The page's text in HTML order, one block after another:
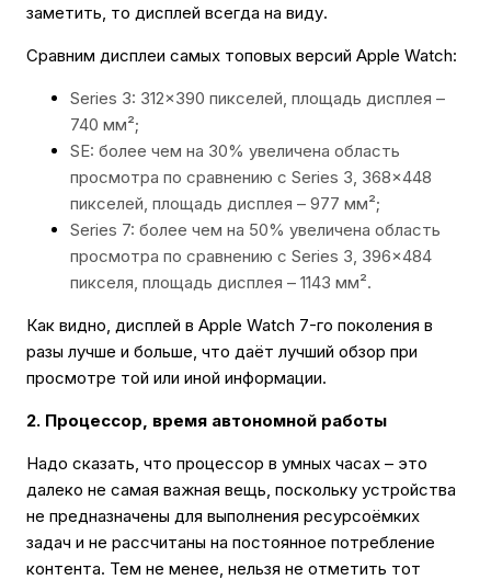
заметить, то дисплей всегда на виду.
Сравним дисплеи самых топовых версий Apple Watch:
Series 3: 312×390 пикселей, площадь дисплея –
740 мм²;
SE: более чем на 30% увеличена область
просмотра по сравнению с Series 3, 368×448
пикселей, площадь дисплея – 977 мм²;
Series 7: более чем на 50% увеличена область
просмотра по сравнению с Series 3, 396×484
пикселя, площадь дисплея – 1143 мм².
Как видно, дисплей в Apple Watch 7-го поколения в
разы лучше и больше, что даёт лучший обзор при
просмотре той или иной информации.
2. Процессор, время автономной работы
Надо сказать, что процессор в умных часах – это
далеко не самая важная вещь, поскольку устройства
не предназначены для выполнения ресурсоëмких
задач и не рассчитаны на постоянное потребление
контента. Тем не менее, нельзя не отметить тот